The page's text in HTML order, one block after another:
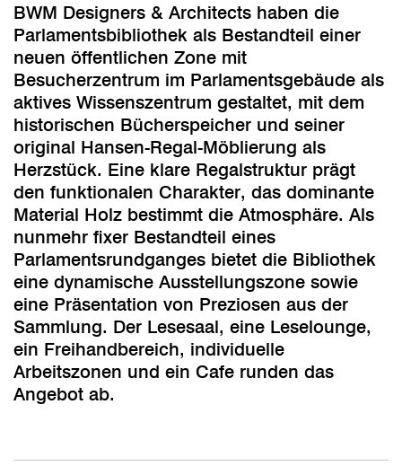
BWM Designers & Architects haben die
Parlamentsbibliothek als Bestandteil einer
neuen öffentlichen Zone mit
Besucherzentrum im Parlamentsgebäude als
aktives Wissenszentrum gestaltet, mit dem
historischen Bücherspeicher und seiner
original Hansen-Regal-Möblierung als
Herzstück. Eine klare Regalstruktur prägt
den funktionalen Charakter, das dominante
Material Holz bestimmt die Atmosphäre. Als
nunmehr fixer Bestandteil eines
Parlamentsrundganges bietet die Bibliothek
eine dynamische Ausstellungszone sowie
eine Präsentation von Preziosen aus der
Sammlung. Der Lesesaal, eine Leselounge,
ein Freihandbereich, individuelle
Arbeitszonen und ein Cafe runden das
Angebot ab.